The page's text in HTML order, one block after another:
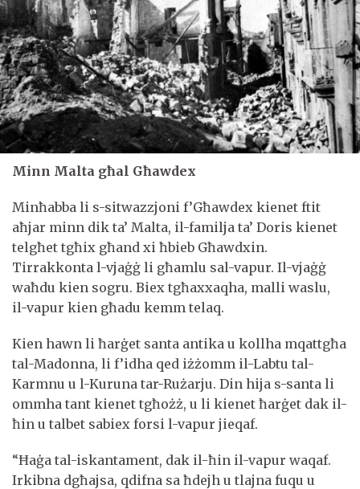
Minn Malta għal Għawdex
Minħabba li s-sitwazzjoni f’Għawdex kienet ftit
aħjar minn dik ta’ Malta, il-familja ta’ Doris kienet
telgħet tgħix għand xi ħbieb Għawdxin.
Tirrakkonta l-vjaġġ li għamlu sal-vapur. Il-vjaġġ
waħdu kien sogru. Biex tgħaxxaqha, malli waslu,
il-vapur kien għadu kemm telaq.
Kien hawn li ħarġet santa antika u kollha mqattgħa
tal-Madonna, li f’idha qed iżżomm il-Labtu tal-
Karmnu u l-Kuruna tar-Rużarju. Din hija s-santa li
ommha tant kienet tgħożż, u li kienet ħarġet dak il-
ħin u talbet sabiex forsi l-vapur jieqaf.
“Ħaġa tal-iskantament, dak il-ħin il-vapur waqaf.
Irkibna dgħajsa, qdifna sa ħdejh u tlajna fuqu u